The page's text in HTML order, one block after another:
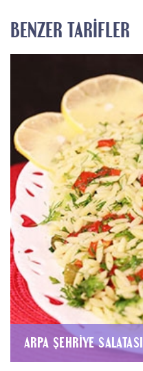
BENZER TARIFLER
ARPA ŞEHRIYE SALATASI